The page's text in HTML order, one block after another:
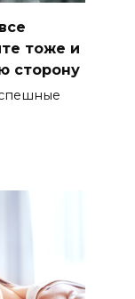
тоже и
сторону